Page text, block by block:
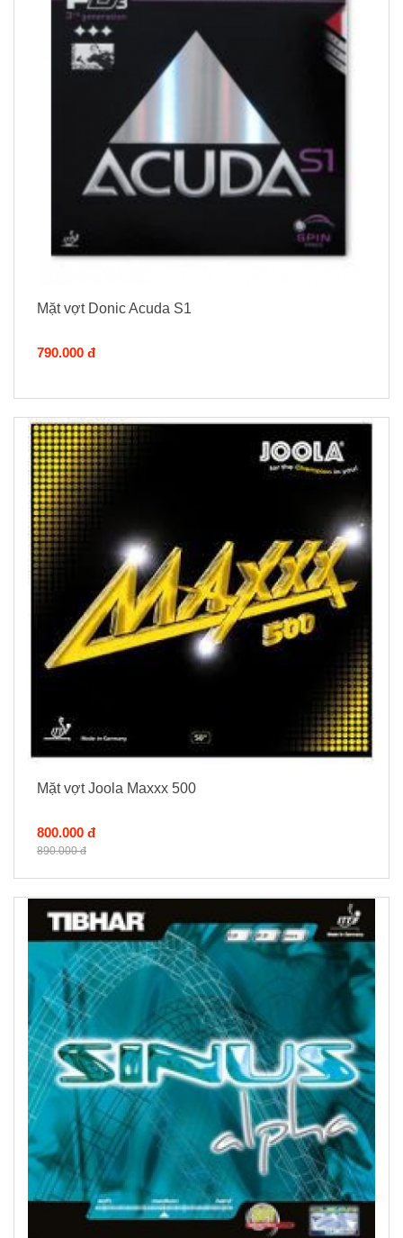
Mặt vợt Donic Acuda S1
790.000 đ
Mặt vợt Joola Maxxx 500
800.000 đ
890.000 đ